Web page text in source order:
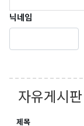
닉네임
자유게시판
제목